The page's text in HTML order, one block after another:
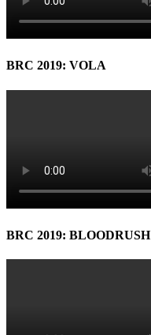
BRC 2019: VOLA
BRC 2019: BLOODRUSH